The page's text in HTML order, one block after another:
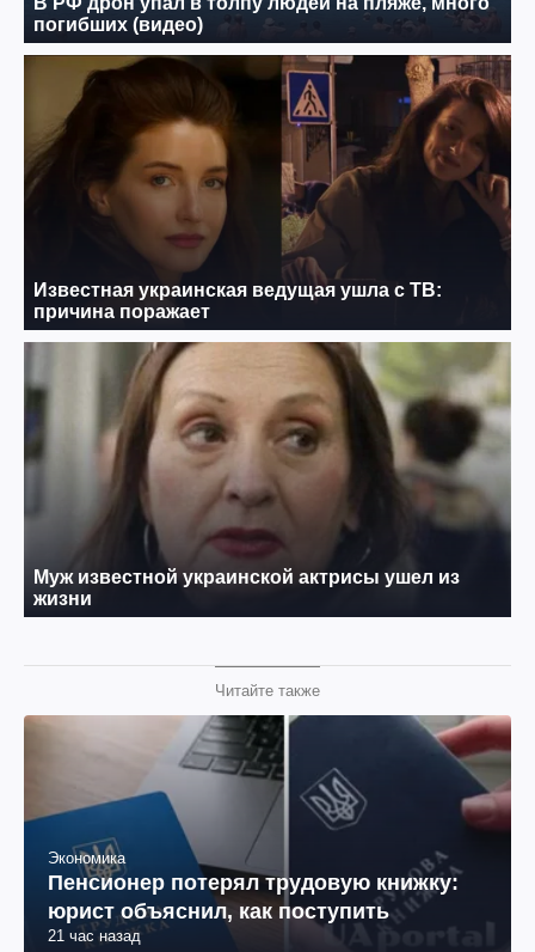
Читайте также
Экономика
Пенсионер потерял трудовую книжку:
юрист объяснил, как поступить
21 час назад